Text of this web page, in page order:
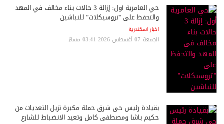
حي العامرية أول: إزالة 3 حالات بناء مخالف في المهد
والتحفظ على "تروسيكلات" للنباشين
اخبار اسكندرية
الجمعة 07 أغسطس 2026 03:41 مساءً
بقيادة رئيس حى شرق حملة مكبرة تزيل التعديات من
حكيم باشا ومصطفى كامل وتعيد الانضباط للشارع